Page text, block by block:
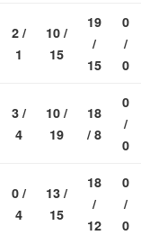
2 /
1
10 /
15
19
/
15
0
/
0
3 /
4
10 /
19
18
/ 8
0
/
0
0 /
4
13 /
15
18
/
12
0
/
0